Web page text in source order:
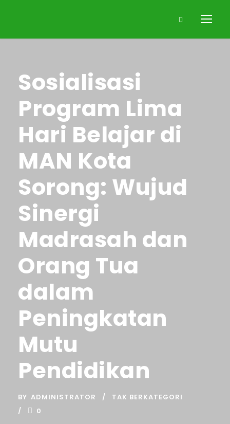
Sosialisasi
Program Lima
Hari Belajar di
MAN Kota
Sorong: Wujud
Sinergi
Madrasah dan
Orang Tua
dalam
Peningkatan
Mutu
Pendidikan
BY ADMINISTRATOR
TAK BERKATEGORI
0